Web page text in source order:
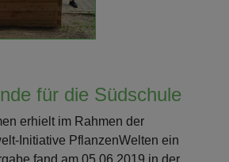
für die Südschule
erhielt im Rahmen der
Initiative PflanzenWelten ein